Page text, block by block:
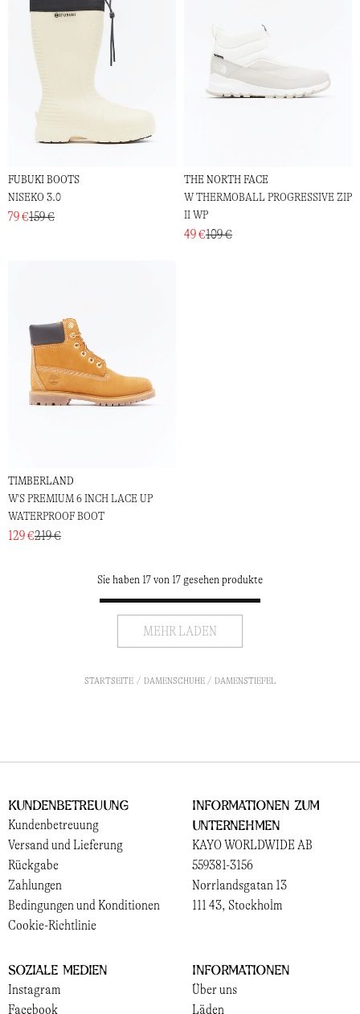
FUBUKI BOOTS
NISEKO 3.0
79 €159 €
THE NORTH FACE
W THERMOBALL PROGRESSIVE ZIP
II WP
49 €109 €
TIMBERLAND
W'S PREMIUM 6 INCH LACE UP
WATERPROOF BOOT
129 €219 €
Sie haben 17 von 17 gesehen produkte
MEHR LADEN
STARTSEITE DAMENSCHUHE DAMENSTIEFEL
Kundenbetreuung
Kundenbetreuung
Versand und Lieferung
Rückgabe
Zahlungen
Bedingungen und Konditionen
Cookie-Richtlinie
Informationen zum
Unternehmen
KAYO WORLDWIDE AB
559381-3156
Norrlandsgatan 13
111 43, Stockholm
Soziale Medien
Instagram
Facebook
Informationen
Über uns
Läden